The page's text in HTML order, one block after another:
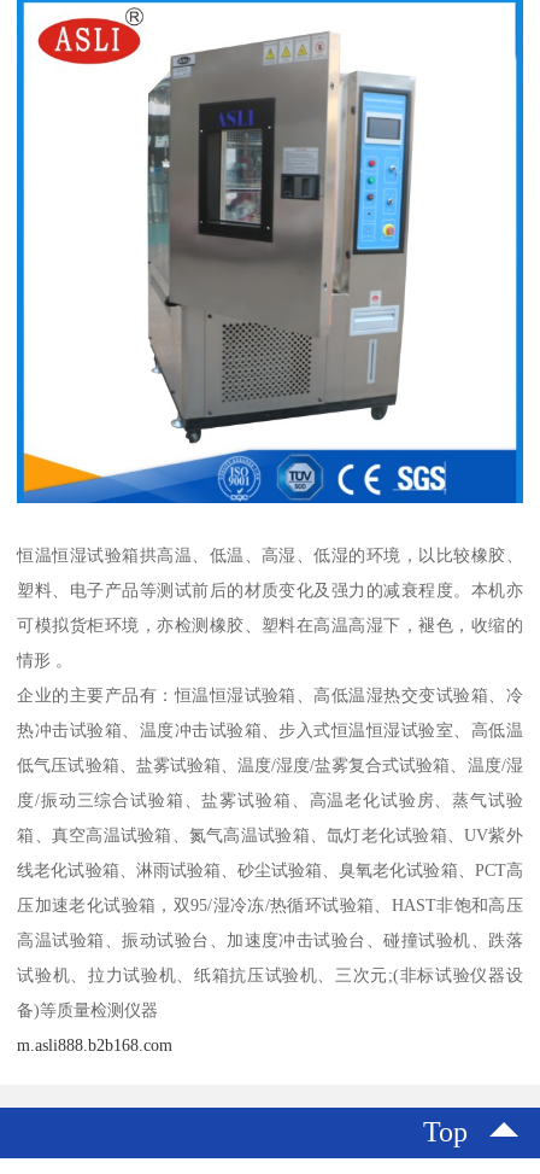
恒温恒湿试验箱拱高温、低温、高湿、低湿的环境，以比较橡胶、
塑料、电子产品等测试前后的材质变化及强力的减衰程度。本机亦
可模拟货柜环境，亦检测橡胶、塑料在高温高湿下，褪色，收缩的
情形 。
企业的主要产品有：恒温恒湿试验箱、高低温湿热交变试验箱、冷
热冲击试验箱、温度冲击试验箱、步入式恒温恒湿试验室、高低温
低气压试验箱、盐雾试验箱、温度/湿度/盐雾复合式试验箱、温度/湿
度/振动三综合试验箱、盐雾试验箱、高温老化试验房、蒸气试验
箱、真空高温试验箱、氮气高温试验箱、氙灯老化试验箱、UV紫外
线老化试验箱、淋雨试验箱、砂尘试验箱、臭氧老化试验箱、PCT高
压加速老化试验箱，双95/湿冷冻/热循环试验箱、HAST非饱和高压
高温试验箱、振动试验台、加速度冲击试验台、碰撞试验机、跌落
试验机、拉力试验机、纸箱抗压试验机、三次元;(非标试验仪器设
备)等质量检测仪器
m.asli888.b2b168.com
Top